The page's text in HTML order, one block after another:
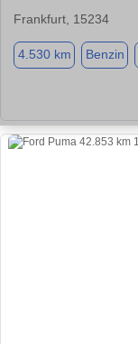
Frankfurt, 15234
4.530 km Benzin